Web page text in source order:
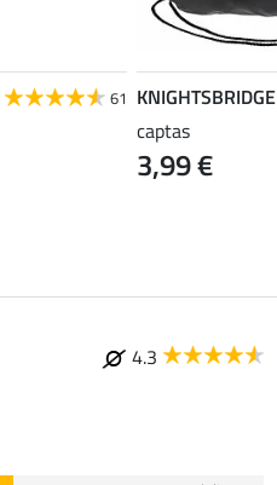
61 KNIGHTSBRIDGE
captas
3,99 €
4.3